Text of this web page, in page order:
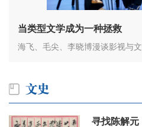
当类型文学成为一种拯救
海飞、毛尖、李晓博漫谈影视与
寻找陈解元